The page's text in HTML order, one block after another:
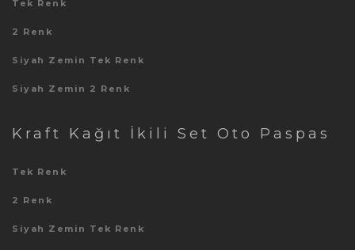
Tek Renk
2 Renk
Siyah Zemin Tek Renk
Siyah Zemin 2 Renk
Kraft Kağıt İkili Set Oto Paspas
Tek Renk
2 Renk
Siyah Zemin Tek Renk